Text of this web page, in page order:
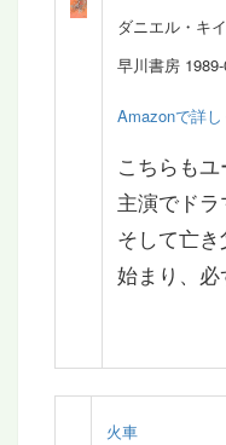
ダニエル・キ
早川書房
Amazonで詳し
こちらも
主演でドラ
そして亡
始まり、必
火車